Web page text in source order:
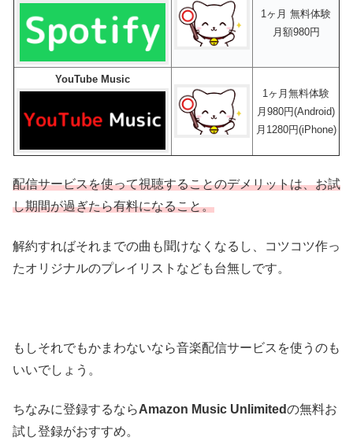
1ヶ月 無料体験
月額980円
YouTube Music
1ヶ月無料体験
月980円(Android)
月1280円(iPhone)
配信サービスを使って視聴することのデメリットは、お試
し期間が過ぎたら有料になること。
解約すればそれまでの曲も聞けなくなるし、コツコツ作っ
たオリジナルのプレイリストなども台無しです。
もしそれでもかまわないなら音楽配信サービスを使うのも
いいでしょう。
ちなみに登録するならAmazon Music Unlimitedの無料お
試し登録がおすすめ。